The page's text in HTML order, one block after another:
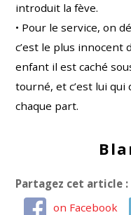
introduit la fève.
• Pour le service, on
c’est le plus innocent
enfant il est caché
tourné, et c’est lui
chaque part.
Partagez cet article :
on Facebook